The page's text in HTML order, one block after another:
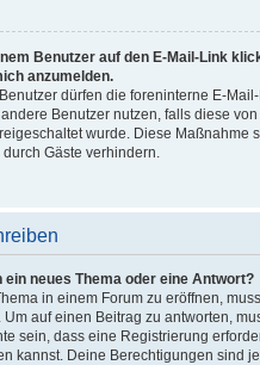
Benutzer auf den E-Mail-Link
anzumelden.
dürfen die foreninterne E-
Benutzer nutzen, falls diese
wurde. Diese Maßnahme
Gäste verhindern.
ein neues Thema oder eine Antwort?
in einem Forum zu eröffnen,
Um auf einen Beitrag zu antworten,
sein, dass eine Registrierung
kannst. Deine Berechtigungen sind